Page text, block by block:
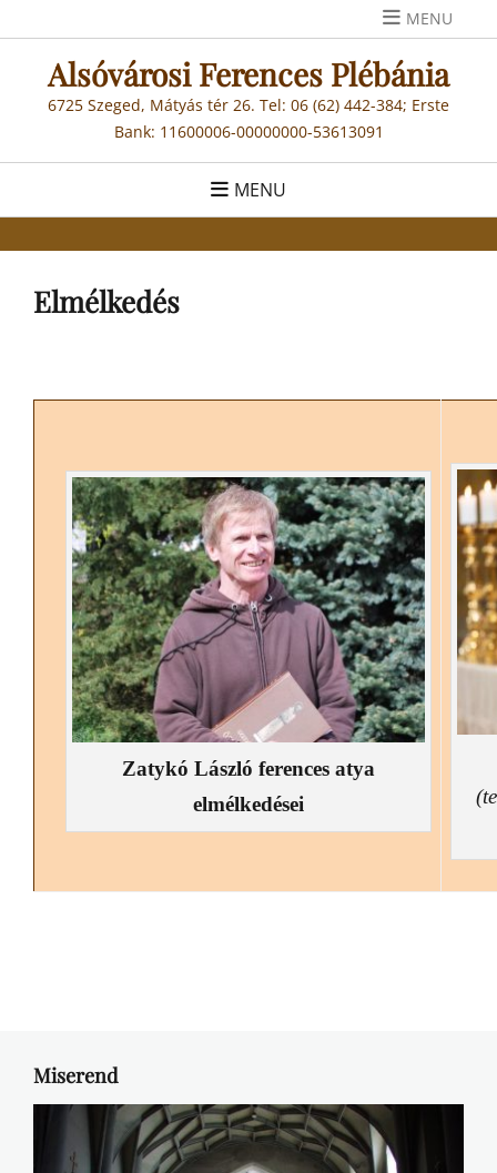
to
content
MENU
Alsóvárosi Ferences Plébánia
6725 Szeged, Mátyás tér 26. Tel: 06 (62) 442-384; Erste
Bank: 11600006-00000000-53613091
MENU
Elmélkedés
Zatykó László ferences atya
elmélkedései
Miserend